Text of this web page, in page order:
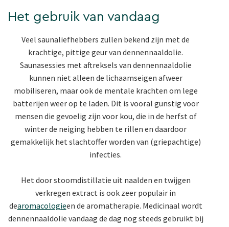
Het gebruik van vandaag
Veel saunaliefhebbers zullen bekend zijn met de
krachtige, pittige geur van dennennaaldolie.
Saunasessies met aftreksels van dennennaaldolie
kunnen niet alleen de lichaamseigen afweer
mobiliseren, maar ook de mentale krachten om lege
batterijen weer op te laden. Dit is vooral gunstig voor
mensen die gevoelig zijn voor kou, die in de herfst of
winter de neiging hebben te rillen en daardoor
gemakkelijk het slachtoffer worden van (griepachtige)
infecties.
Het door stoomdistillatie uit naalden en twijgen
verkregen extract is ook zeer populair in
dearomacologieen de aromatherapie. Medicinaal wordt
dennennaaldolie vandaag de dag nog steeds gebruikt bij